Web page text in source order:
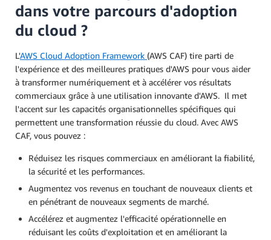
dans votre parcours d'adoption
du cloud ?
L'AWS Cloud Adoption Framework (AWS CAF) tire parti de
l'expérience et des meilleures pratiques d'AWS pour vous aider
à transformer numériquement et à accélérer vos résultats
commerciaux grâce à une utilisation innovante d'AWS. Il met
l'accent sur les capacités organisationnelles spécifiques qui
permettent une transformation réussie du cloud. Avec AWS
CAF, vous pouvez :
Réduisez les risques commerciaux en améliorant la fiabilité,
la sécurité et les performances.
Augmentez vos revenus en touchant de nouveaux clients et
en pénétrant de nouveaux segments de marché.
Accélérez et augmentez l'efficacité opérationnelle en
réduisant les coûts d'exploitation et en améliorant la